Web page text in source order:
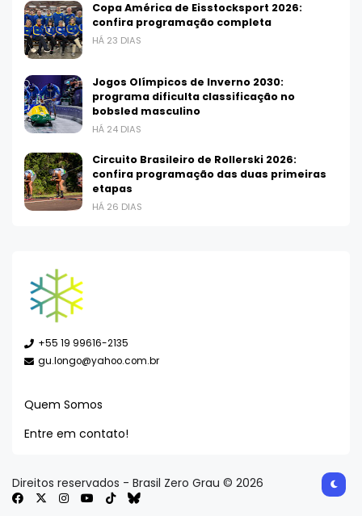
Copa América de Eisstocksport 2026:
confira programação completa
HÁ 23 DIAS
Jogos Olímpicos de Inverno 2030:
programa dificulta classificação no
bobsled masculino
HÁ 24 DIAS
Circuito Brasileiro de Rollerski 2026:
confira programação das duas primeiras
etapas
HÁ 26 DIAS
+55 19 99616-2135
gu.longo@yahoo.com.br
Quem Somos
Entre em contato!
Direitos reservados - Brasil Zero Grau © 2026